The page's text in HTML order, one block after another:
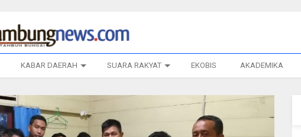
KABAR DAERAH SUARA RAKYAT EKOBIS AKADEMIKA